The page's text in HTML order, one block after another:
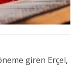
giren Erçel,